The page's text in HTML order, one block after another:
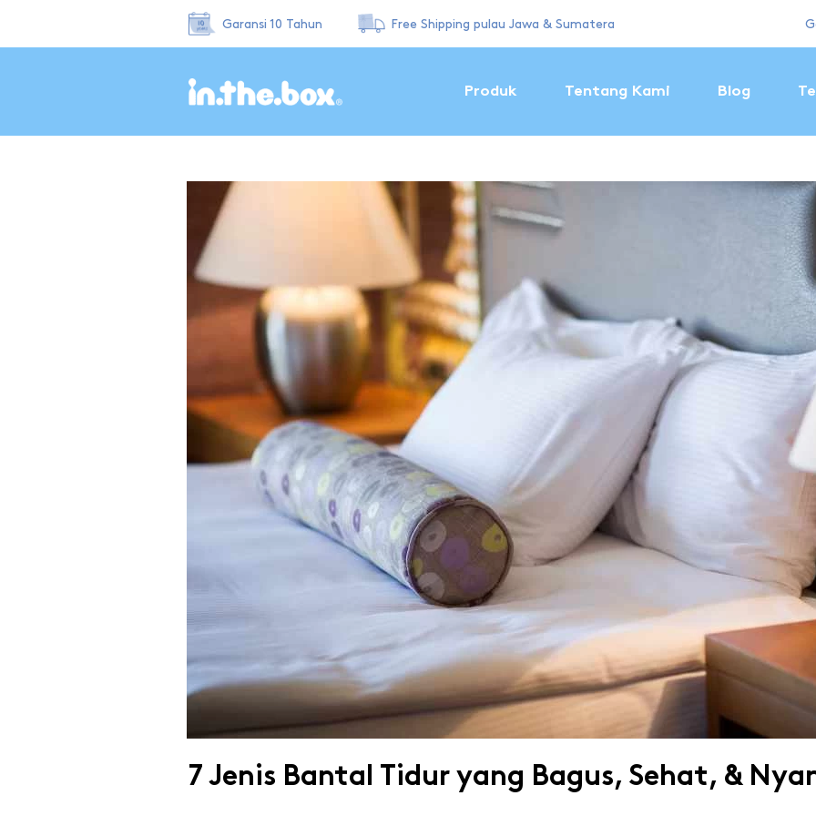
Garansi 10 Tahun Free Shipping pulau Jawa & Sumatera
Produk Tentang Kami Blog
7 Jenis Bantal Tidur yang Bagus, Sehat, &